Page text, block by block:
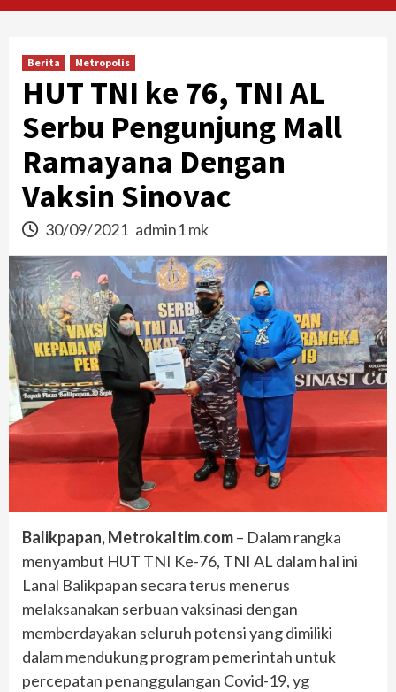
Berita Metropolis
HUT TNI ke 76, TNI AL
Serbu Pengunjung Mall
Ramayana Dengan
Vaksin Sinovac
30/09/2021 admin1 mk
Balikpapan, Metrokaltim.com– Dalam rangka
menyambut HUT TNI Ke-76, TNI AL dalam hal ini
Lanal Balikpapan secara terus menerus
melaksanakan serbuan vaksinasi dengan
memberdayakan seluruh potensi yang dimiliki
dalam mendukung program pemerintah untuk
percepatan penanggulangan Covid-19, yg